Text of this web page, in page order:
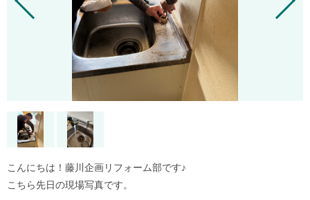
こんにちは！藤川企画リフォーム部です♪
こちら先日の現場写真です。